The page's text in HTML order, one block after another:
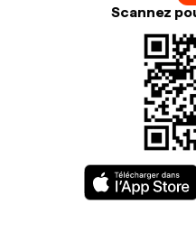
Scannez